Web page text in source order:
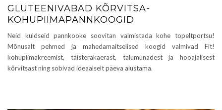
GLUTEENIVABAD KÕRVITSA-
KOHUPIIMAPANNKOOGID
Neid kuldseid pannkooke soovitan valmistada kohe topeltportsu!
Mõnusalt pehmed ja mahedamaitselised koogid valmivad Fit!
kohupiimakreemist, täisterakaerast, talumunadest ja hooajalisest
kõrvitsast ning sobivad ideaalselt päeva alustama.